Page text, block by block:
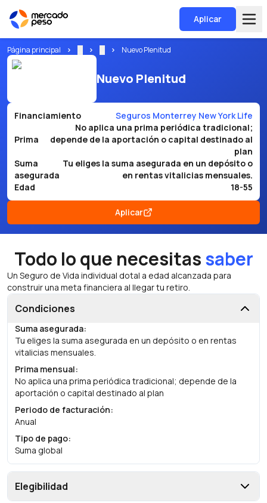
Aplicar
Página principal Nuevo Plenitud
Nuevo Plenitud
Financiamiento Seguros Monterrey New York Life
Prima
No aplica una prima periódica tradicional;
depende de la aportación o capital destinado al
plan
Suma
asegurada
Tu eliges la suma asegurada en un depósito o
en rentas vitalicias mensuales.
Edad
18-55
Aplicar
Todo lo que necesitassaber
Un Seguro de Vida individual dotal a edad alcanzada para
construir una meta financiera al llegar tu retiro.
Condiciones
Suma asegurada:
Tu eliges la suma asegurada en un depósito o en rentas
vitalicias mensuales.
Prima mensual:
No aplica una prima periódica tradicional; depende de la
aportación o capital destinado al plan
Periodo de facturación:
Anual
Tipo de pago:
Suma global
Elegibilidad